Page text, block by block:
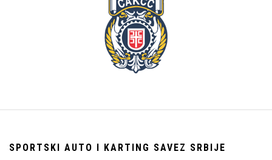
SPORTSKI AUTO I KARTING SAVEZ SRBIJE